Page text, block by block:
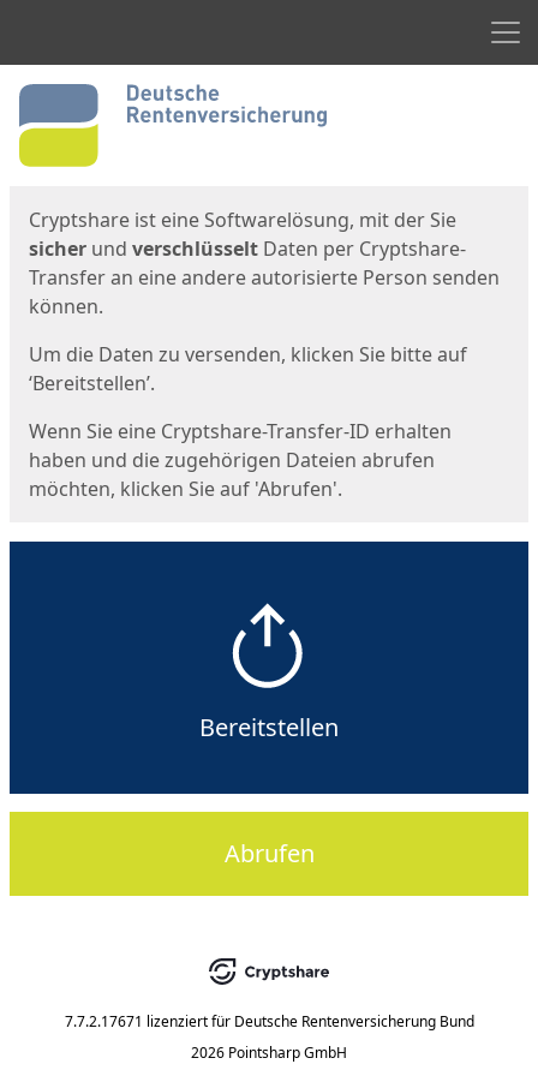
Start
Cryptshare ist eine Softwarelösung, mit der Sie
sicher und verschlüsselt Daten per Cryptshare-
Transfer an eine andere autorisierte Person senden
können.
Um die Daten zu versenden, klicken Sie bitte auf
‘Bereitstellen’.
Wenn Sie eine Cryptshare-Transfer-ID erhalten
haben und die zugehörigen Dateien abrufen
möchten, klicken Sie auf 'Abrufen'.
Bereitstellen
Abrufen
7.7.2.17671 lizenziert für Deutsche Rentenversicherung Bund
2026 Pointsharp GmbH